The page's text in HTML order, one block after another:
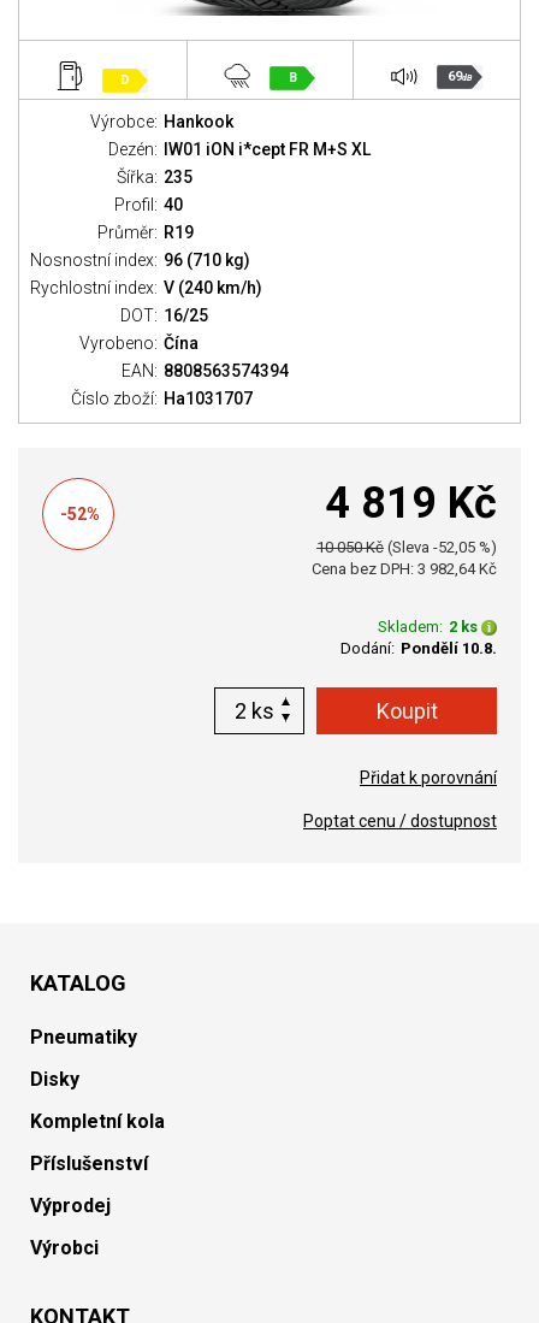
D B 69dB
Výrobce: Hankook
Dezén:
IW01 iON i*cept FR M+S XL
Šířka: 235
Profil: 40
Průměr: R19
Nosnostní index: 96 (710 kg)
Rychlostní index: V (240 km/h)
DOT: 16/25
Vyrobeno: Čína
EAN: 8808563574394
Číslo zboží: Ha1031707
-52% 4 819 Kč
10 050 Kč (Sleva -52,05 %)
Cena bez DPH: 3 982,64 Kč
Skladem: 2 ks
Dodání: Pondělí 10.8.
ks
Přidat k porovnání
Poptat cenu / dostupnost
KATALOG
Pneumatiky
Disky
Kompletní kola
Příslušenství
Výprodej
Výrobci
KONTAKT